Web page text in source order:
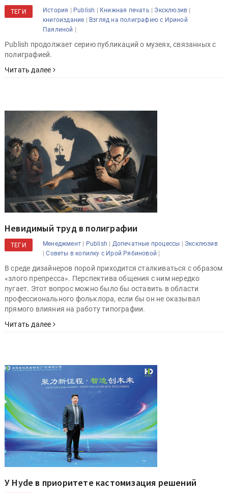
ТЕГИ История | Publish | Книжная печать | Эксклюзив |
книгоиздание | Взгляд на полиграфию с Ириной
Паялиной |
Publish продолжает серию публикаций о музеях, связанных с
полиграфией.
Читать далее
Невидимый труд в полиграфии
ТЕГИ Менеджмент | Publish | Допечатные процессы | Эксклюзив
|Советы в копилку с Ирой Рябиновой |
В среде дизайнеров порой приходится сталкиваться с образом
«злого препресса». Перспектива общения с ним нередко
пугает. Этот вопрос можно было бы оставить в области
профессионального фольклора, если бы он не оказывал
прямого влияния на работу типографии.
Читать далее
У Hyde в приоритете кастомизация решений